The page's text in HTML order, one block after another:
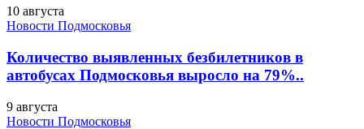
10 августа
Новости Подмосковья
Количество выявленных безбилетников в
автобусах Подмосковья выросло на 79%..
9 августа
Новости Подмосковья